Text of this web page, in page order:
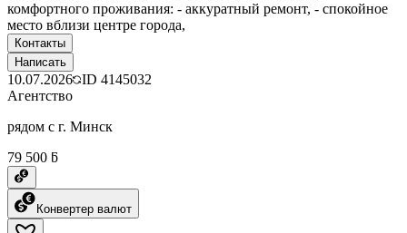
комфортного проживания: - аккуратный ремонт, - спокойное
место вблизи центре города,
Контакты
Написать
10.07.2026 ID 4145032
Агентство
рядом с г. Минск
79 500 ƃ
Конвертер валют